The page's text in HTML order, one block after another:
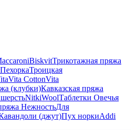
BiskvitТрикотажная пряжа
ПехоркаТроицкая
Vita CottonVita
(клубки)Кавказская пряжа
NitkiWoolТаблетки Овечья
НежностьДля
(джут)Пух норкиAddi